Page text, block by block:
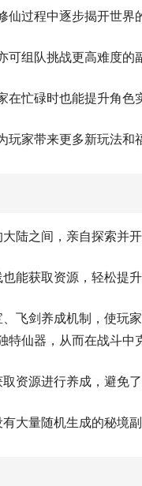
过程中逐步揭开世界
组队挑战更高难度的
忙碌时也能提升角色
家带来更多新玩法和
陆之间，亲自探索并
能获取资源，轻松提
飞剑养成机制，使玩
特仙器，从而在战斗中
资源进行养成，避免
大量随机生成的秘境